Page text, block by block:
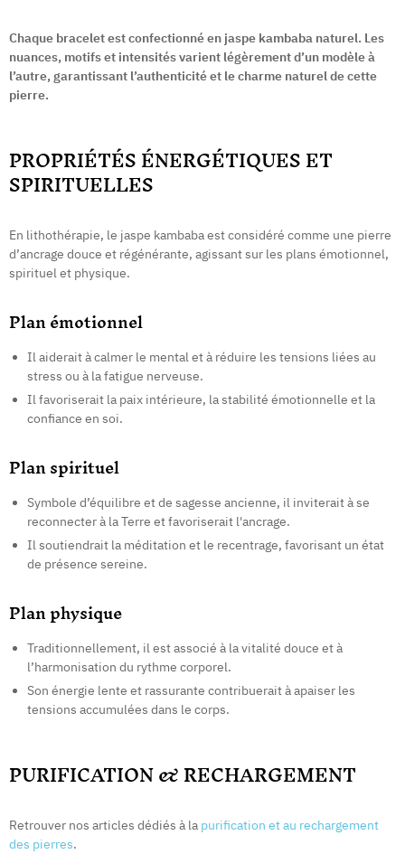
Chaque bracelet est confectionné en jaspe kambaba naturel. Les
nuances, motifs et intensités varient légèrement d’un modèle à
l’autre, garantissant l’authenticité et le charme naturel de cette
pierre.
PROPRIÉTÉS ÉNERGÉTIQUES ET
SPIRITUELLES
En lithothérapie, le jaspe kambaba est considéré comme une pierre
d’ancrage douce et régénérante, agissant sur les plans émotionnel,
spirituel et physique.
Plan émotionnel
Il aiderait à calmer le mental et à réduire les tensions liées au
stress ou à la fatigue nerveuse.
Il favoriserait la paix intérieure, la stabilité émotionnelle et la
confiance en soi.
Plan spirituel
Symbole d’équilibre et de sagesse ancienne, il inviterait à se
reconnecter à la Terre et favoriserait l'ancrage.
Il soutiendrait la méditation et le recentrage, favorisant un état
de présence sereine.
Plan physique
Traditionnellement, il est associé à la vitalité douce et à
l’harmonisation du rythme corporel.
Son énergie lente et rassurante contribuerait à apaiser les
tensions accumulées dans le corps.
PURIFICATION & RECHARGEMENT
Retrouver nos articles dédiés à la purification et au rechargement
des pierres.